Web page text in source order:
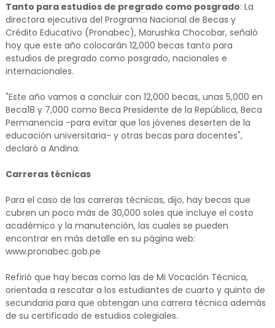
Tanto para estudios de pregrado como posgrado: La
directora ejecutiva del Programa Nacional de Becas y
Crédito Educativo (Pronabec), Marushka Chocobar, señaló
hoy que este año colocarán 12,000 becas tanto para
estudios de pregrado como posgrado, nacionales e
internacionales.
"Este año vamos a concluir con 12,000 becas, unas 5,000 en
Beca18 y 7,000 como Beca Presidente de la República, Beca
Permanencia -para evitar que los jóvenes deserten de la
educación universitaria- y otras becas para docentes",
declaró a Andina.
Carreras técnicas
Para el caso de las carreras técnicas, dijo, hay becas que
cubren un poco más de 30,000 soles que incluye el costo
académico y la manutención, las cuales se pueden
encontrar en más detalle en su página web:
www.pronabec.gob.pe
Refirió que hay becas como las de Mi Vocación Técnica,
orientada a rescatar a los estudiantes de cuarto y quinto de
secundaria para que obtengan una carrera técnica además
de su certificado de estudios colegiales.